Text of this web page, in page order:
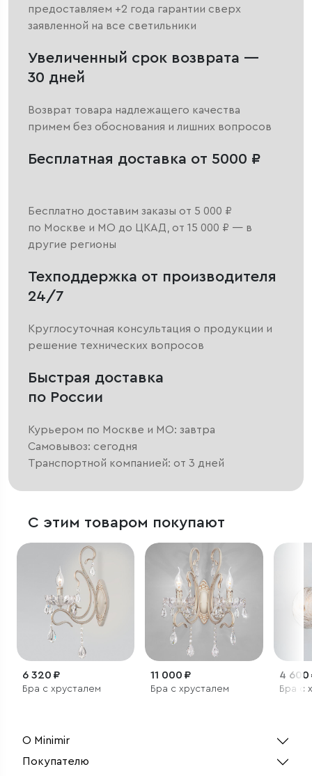
предоставляем +2 года гарантии сверх
заявленной на все светильники
Увеличенный срок возврата —
30 дней
Возврат товара надлежащего качества
примем без обоснования и лишних вопросов
Бесплатная доставка от 5000 ₽
Бесплатно доставим заказы от 5 000 ₽
по Москве и МО до ЦКАД, от 15 000 ₽ — в
другие регионы
Техподдержка от производителя
24/7
Круглосуточная консультация о продукции и
решение технических вопросов
Быстрая доставка
по России
Курьером по Москве и МО: завтра
Самовывоз: сегодня
Транспортной компанией: от 3 дней
С этим товаром покупают
6 320 ₽
Бра с хрусталем
11 000 ₽
Бра с хрусталем
4 600
Бра с
О Minimir
Покупателю